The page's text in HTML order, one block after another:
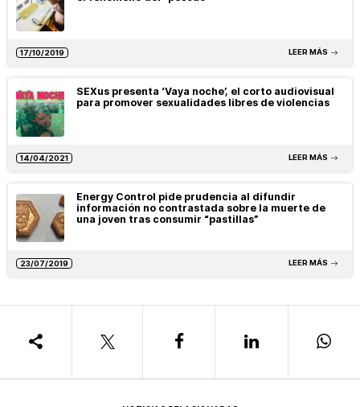
17/10/2019 LEER MÁS
SEXus presenta ‘Vaya noche’, el corto audiovisual
para promover sexualidades libres de violencias
14/04/2021 LEER MÁS
Energy Control pide prudencia al difundir
información no contrastada sobre la muerte de
una joven tras consumir “pastillas”
23/07/2019 LEER MÁS